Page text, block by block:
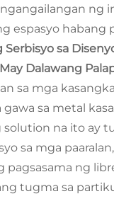
ng
espasyo
Serbisyo sa
Dalawang
sa mga
sa metal
na ito ay
sa mga
ng
tugma sa